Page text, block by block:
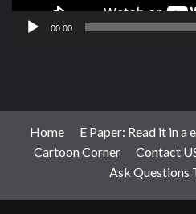
00:00
Home E Paper: Read it in a
Cartoon Corner
Contact
Ask Questions